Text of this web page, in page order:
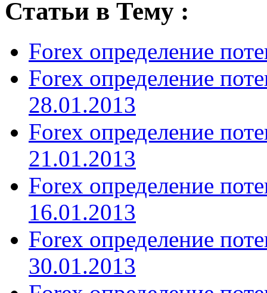
Статьи в Тему :
Forex определение
Forex определение
28.01.2013
Forex определение
21.01.2013
Forex определение
16.01.2013
Forex определение
30.01.2013